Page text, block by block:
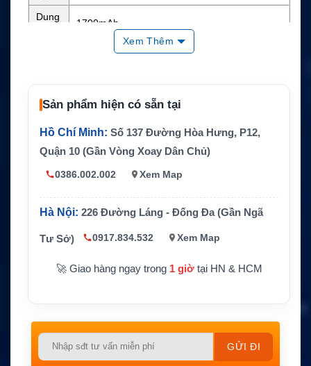
Dung
1700mAh
Năng
lượng
Chuẩ
vệ
Kích t
hước
115.73 x 56.6 x 22.3 mm
Trọng
Khoảng 160.5g
Thiết
Hytera TC-700, TC-700P, TC-780, TC-780M, T
Hãng
sản x
uất
Hytera
Xem Thêm
Sản phẩm hiện có sẵn tại
Hồ Chí Minh: Số 137 Đường Hòa Hưng, P12,
Quận 10 (Gần Vòng Xoay Dân Chủ)
0386.002.002 Xem Map
Hà Nội: 226 Đường Láng - Đống Đa (Gần Ngã
Tư Sở) 0917.834.532 Xem Map
🚀 Giao hàng ngay trong 1 giờtại HN & HCM
Please